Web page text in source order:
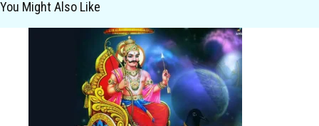
You Might Also Like